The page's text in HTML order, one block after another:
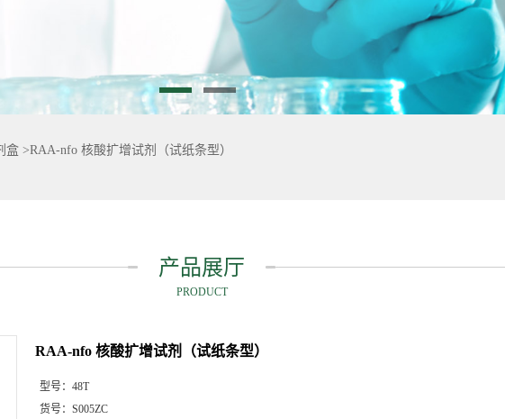
盒 >RAA-nfo 核酸扩增试剂（试纸条型）
产品展厅
PRODUCT
RAA-nfo 核酸扩增试剂（试纸条型）
型号： 48T
货号： S005ZC